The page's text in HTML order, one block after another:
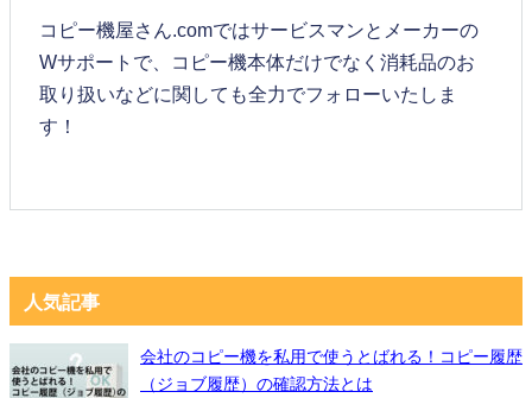
人気記事
会社のコピー機を私用で使うとばれる！コピー履歴
（ジョブ履歴）の確認方法とは
コピー機屋さん.comではサービスマンとメーカーの
Wサポートで、コピー機本体だけでなく消耗品のお
取り扱いなどに関しても全力でフォローいたしま
す！